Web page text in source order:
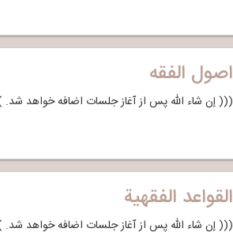
اصول الفقه
((( إن شاء الله پس از آغاز جلسات اضافه خواهد
القواعد الفقهیة
((( إن شاء الله پس از آغاز جلسات اضافه خواهد